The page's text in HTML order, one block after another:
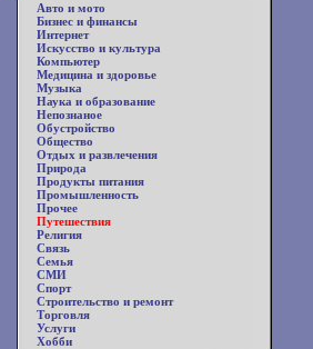
Авто и мото
Бизнес и финансы
Интернет
Искусство и культура
Компьютер
Медицина и здоровье
Музыка
Наука и образование
Непознаное
Обустройство
Общество
Отдых и развлечения
Природа
Продукты питания
Промышленность
Прочее
Путешествия
Религия
Связь
Семья
СМИ
Спорт
Строительство и ремонт
Торговля
Услуги
Хобби